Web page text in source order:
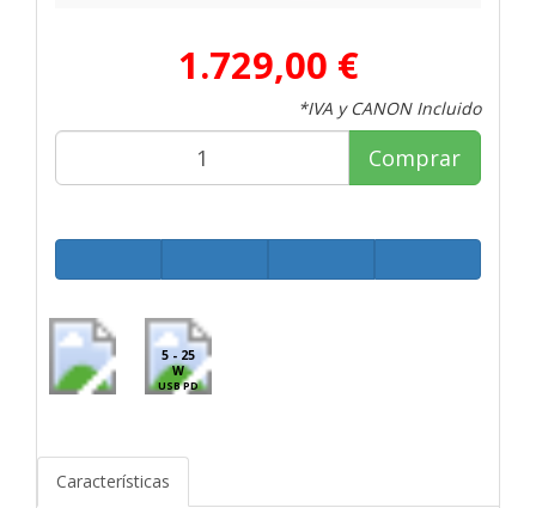
1.729,00 €
*IVA y CANON Incluido
Comprar
5 - 25
W
USB PD
Características